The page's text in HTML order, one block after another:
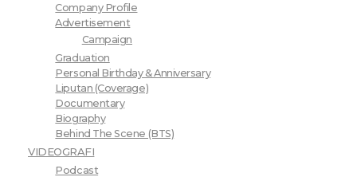
Company Profile
Advertisement
Campaign
Graduation
Personal Birthday & Anniversary
Liputan (Coverage)
Documentary
Biography
Behind The Scene (BTS)
VIDEOGRAFI
Podcast